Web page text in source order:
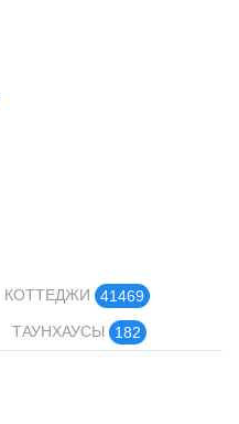
КОТТЕДЖИ
41469
ТАУНХАУСЫ 182